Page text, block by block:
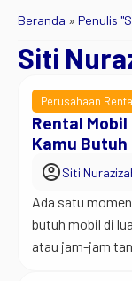
Beranda » Penulis
Siti
Perusahaan
Rental
Kamu Butuh
account_circleSiti
Ada satu
butuh mobil di
atau jam-jam